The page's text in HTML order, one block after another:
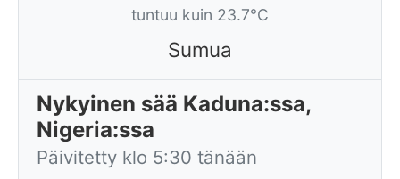
tuntuu kuin 23.7°C
Sumua
Nykyinen sää Kaduna:ssa,
Nigeria:ssa
Päivitetty klo 5:30 tänään